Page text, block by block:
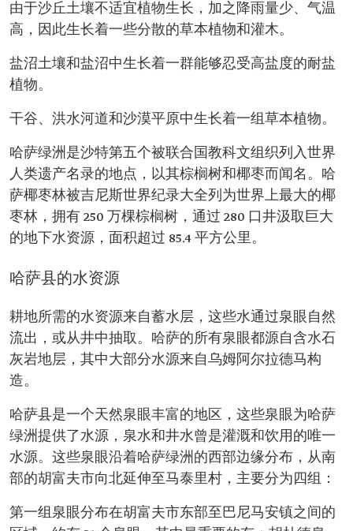
由于沙丘土壤不适宜植物生长，加之降雨量少、气温
高，因此生长着一些分散的草本植物和灌木。
盐沼土壤和盐沼中生长着一群能够忍受高盐度的耐盐
植物。
干谷、洪水河道和沙漠平原中生长着一组草本植物。
哈萨绿洲是沙特第五个被联合国教科文组织列入世界
人类遗产名录的地点，以其棕榈树和椰枣而闻名。哈
萨椰枣林被吉尼斯世界纪录大全列为世界上最大的椰
枣林，拥有 250 万棵棕榈树，通过 280 口井汲取巨大
的地下水资源，面积超过 85.4 平方公里。
哈萨县的水资源
耕地所需的水资源来自蓄水层，这些水通过泉眼自然
流出，或从井中抽取。哈萨的所有泉眼都源自含水石
灰岩地层，其中大部分水源来自乌姆阿尔拉德马构
造。
哈萨县是一个天然泉眼丰富的地区，这些泉眼为哈萨
绿洲提供了水源，泉水和井水曾是灌溉和饮用的唯一
水源。这些泉眼沿着哈萨绿洲的西部边缘分布，从南
部的胡富夫市向北延伸至马泰里村，主要分为四组：
第一组泉眼分布在胡富夫市东部至巴尼马安镇之间的